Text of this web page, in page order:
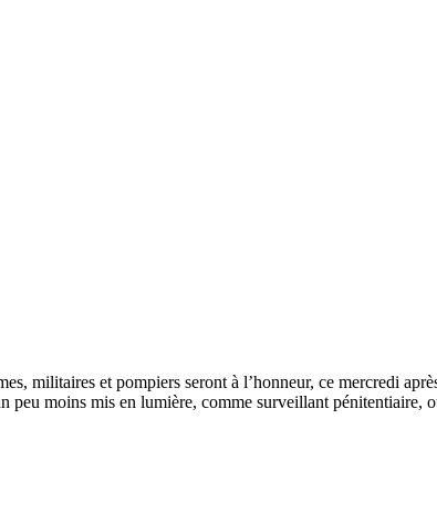
militaires et pompiers seront à l’honneur, ce mercredi
peu moins mis en lumière, comme surveillant